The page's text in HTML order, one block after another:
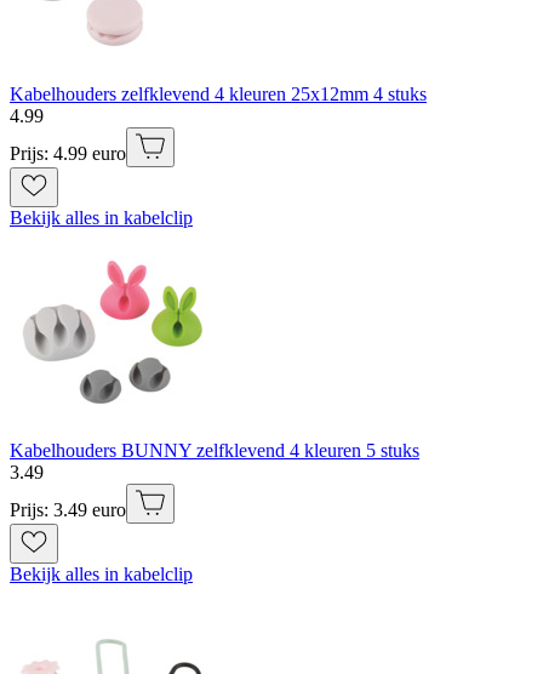
Kabelhouders zelfklevend 4 kleuren 25x12mm 4 stuks
4.99
Prijs: 4.99 euro
Bekijk alles in kabelclip
Kabelhouders BUNNY zelfklevend 4 kleuren 5 stuks
3.49
Prijs: 3.49 euro
Bekijk alles in kabelclip